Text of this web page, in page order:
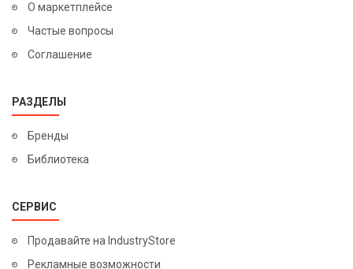
О маркетплейсе
Частые вопросы
Соглашение
РАЗДЕЛЫ
Бренды
Библиотека
СЕРВИС
Продавайте на IndustryStore
Рекламные возможности